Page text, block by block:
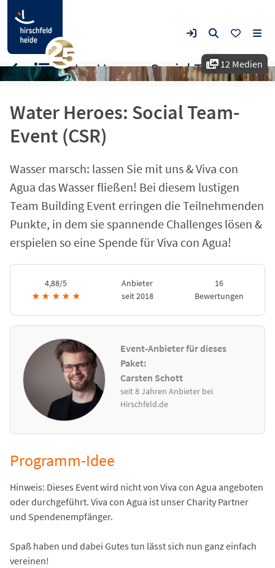
12 Medien
Water Heroes: Social Team-
Event (CSR)
Wasser marsch: lassen Sie mit uns & Viva con
Agua das Wasser fließen! Bei diesem lustigen
Team Building Event erringen die Teilnehmenden
Punkte, in dem sie spannende Challenges lösen &
erspielen so eine Spende für Viva con Agua!
4,88/5
★ ★ ★ ★ ★
Anbieter
seit 2018
16
Bewertungen
Event-Anbieter für dieses
Paket:
Carsten Schott
seit 8 Jahren Anbieter bei
Hirschfeld.de
Water Heroes: Social Team-Event (CSR)
Programm-Idee
Hinweis: Dieses Event wird nicht von Viva con Agua angeboten
oder durchgeführt. Viva con Agua ist unser Charity Partner
und Spendenempfänger.
Spaß haben und dabei Gutes tun lässt sich nun ganz einfach
vereinen!